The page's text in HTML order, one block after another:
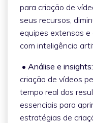
para criação de
seus recursos,
equipes extensas
com inteligência
• Análise e insights:
criação de vídeos
tempo real dos
essenciais para
estratégias de